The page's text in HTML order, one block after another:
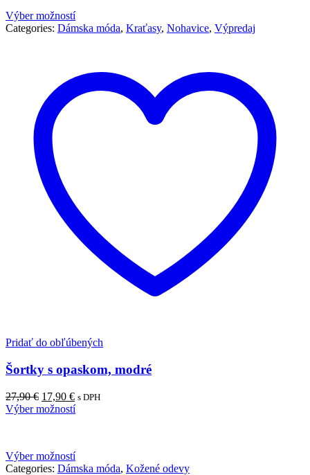
Výber možností
Categories: Dámska móda, Kraťasy, Nohavice, Výpredaj
Pridať do obľúbených
Šortky s opaskom, modré
27,90€ Pôvodná
cena
17,90 €Aktuálna
cena
s DPH
Výber možností
Výber možností
Categories: Dámska móda, Kožené odevy